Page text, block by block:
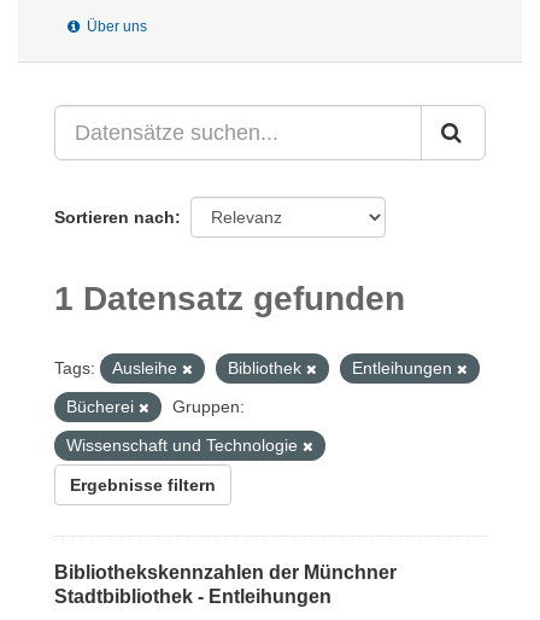
Über uns
Sortieren nach
1 Datensatz gefunden
Tags: Ausleihe Bibliothek
Entleihungen
Bücherei
Gruppen:
Wissenschaft und Technologie
Ergebnisse filtern
Bibliothekskennzahlen der Münchner
Stadtbibliothek - Entleihungen